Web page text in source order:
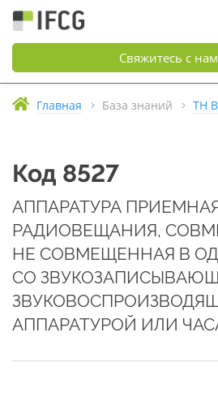
Свяжитесь с
Главная База знаний ТН
Код 8527
АППАРАТУРА
РАДИОВЕЩАНИЯ,
НЕ СОВМЕЩЕННАЯ В
СО
АППАРАТУРОЙ ИЛИ